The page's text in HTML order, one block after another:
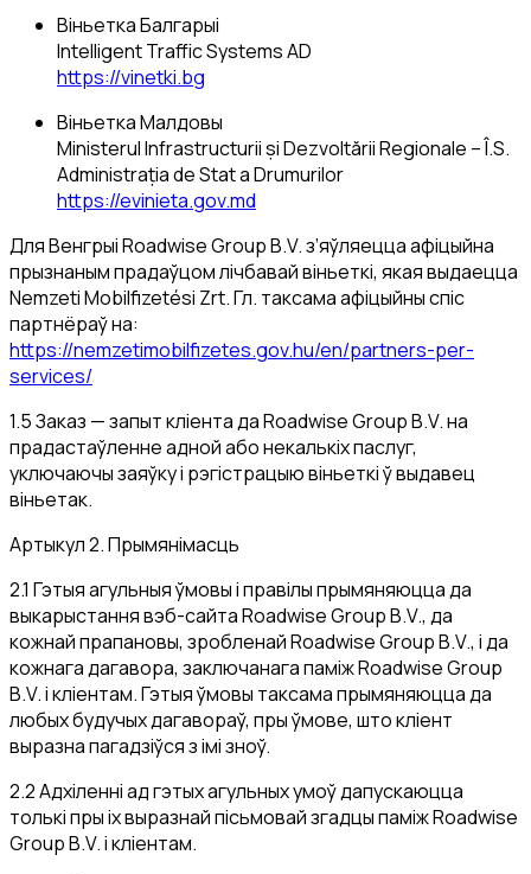
Віньетка Балгарыі
Intelligent Traffic Systems AD
https://vinetki.bg
Віньетка Малдовы
Ministerul Infrastructurii și Dezvoltării Regionale – Î.S.
Administrația de Stat a Drumurilor
https://evinieta.gov.md
Для Венгрыі Roadwise Group B.V. з’яўляецца афіцыйна
прызнаным прадаўцом лічбавай віньеткі, якая выдаецца
Nemzeti Mobilfizetési Zrt. Гл. таксама афіцыйны спіс
партнёраў на:
https://nemzetimobilfizetes.gov.hu/en/partners-per-
services/
1.5 Заказ — запыт кліента да Roadwise Group B.V. на
прадастаўленне адной або некалькіх паслуг,
уключаючы заяўку і рэгістрацыю віньеткі ў выдавец
віньетак.
Артыкул 2. Прымянімасць
2.1 Гэтыя агульныя ўмовы і правілы прымяняюцца да
выкарыстання вэб-сайта Roadwise Group B.V., да
кожнай прапановы, зробленай Roadwise Group B.V., і да
кожнага дагавора, заключанага паміж Roadwise Group
B.V. і кліентам. Гэтыя ўмовы таксама прымяняюцца да
любых будучых дагавораў, пры ўмове, што кліент
выразна пагадзіўся з імі зноў.
2.2 Адхіленні ад гэтых агульных умоў дапускаюцца
толькі пры іх выразнай пісьмовай згадцы паміж Roadwise
Group B.V. і кліентам.